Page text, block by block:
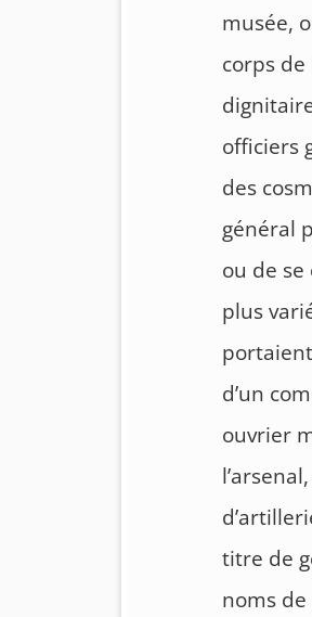
musée,
corps
officiers
des
général
ou de
plus
d’un
ouvrier
titre de
noms